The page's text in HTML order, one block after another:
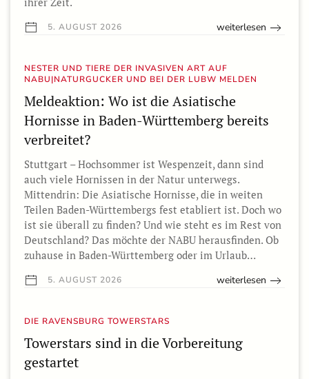
5. AUGUST 2026 weiterlesen
NESTER UND TIERE DER INVASIVEN ART AUF
NABU|NATURGUCKER UND BEI DER LUBW MELDEN
Meldeaktion: Wo ist die Asiatische
Hornisse in Baden-Württemberg bereits
verbreitet?
Stuttgart – Hochsommer ist Wespenzeit, dann sind
auch viele Hornissen in der Natur unterwegs.
Mittendrin: Die Asiatische Hornisse, die in weiten
Teilen Baden-Württembergs fest etabliert ist. Doch wo
ist sie überall zu finden? Und wie steht es im Rest von
Deutschland? Das möchte der NABU herausfinden. Ob
zuhause in Baden-Württemberg oder im Urlaub…
5. AUGUST 2026 weiterlesen
DIE RAVENSBURG TOWERSTARS
Towerstars sind in die Vorbereitung
gestartet